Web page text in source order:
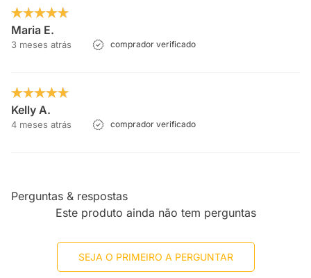
Maria E.
3 meses atrás comprador verificado
Kelly A.
4 meses atrás comprador verificado
Perguntas & respostas
Este produto ainda não tem perguntas
SEJA O PRIMEIRO A PERGUNTAR